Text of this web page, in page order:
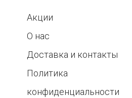
Акции
О нас
Доставка и контакты
Политика
конфиденциальности